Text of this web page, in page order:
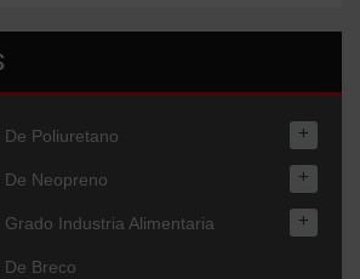
Poliuretano +
Neopreno +
Industria Alimentaria +
Breco